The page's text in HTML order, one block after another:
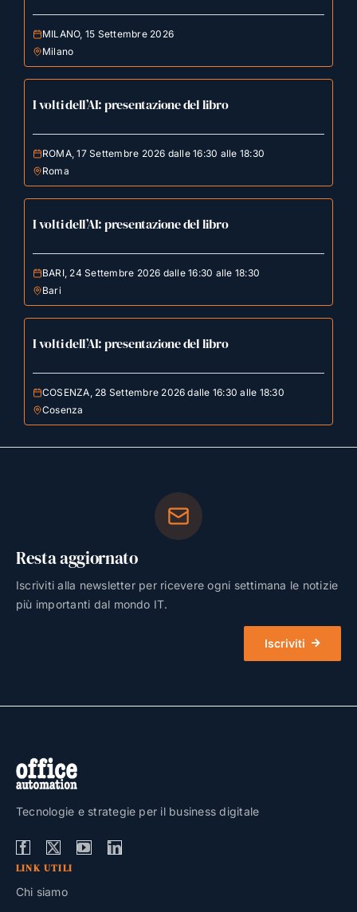
MILANO, 15 Settembre 2026
Milano
I volti dell’AI: presentazione del libro
ROMA, 17 Settembre 2026 dalle 16:30 alle 18:30
Roma
I volti dell’AI: presentazione del libro
BARI, 24 Settembre 2026 dalle 16:30 alle 18:30
Bari
I volti dell’AI: presentazione del libro
COSENZA, 28 Settembre 2026 dalle 16:30 alle 18:30
Cosenza
Resta aggiornato
Iscriviti alla newsletter per ricevere ogni settimana le notizie
più importanti dal mondo IT.
Iscriviti
Tecnologie e strategie per il business digitale
LINK UTILI
Chi siamo